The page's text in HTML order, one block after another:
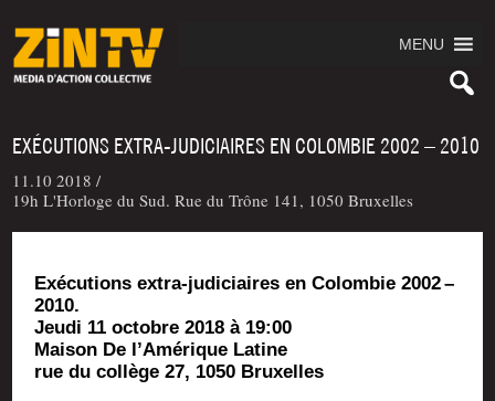
MENU
EXÉCUTIONS EXTRA-JUDICIAIRES EN COLOMBIE 2002 – 2010
11.10 2018 /
19h L'Horloge du Sud. Rue du Trône 141, 1050 Bruxelles
Exé­cu­tions extra-judi­ciaires en Colom­bie 2002 –
2010.
Jeu­di 11 octobre 2018 à 19:00
Mai­son De l’A­mé­rique Latine
rue du col­lège 27, 1050 Bruxelles